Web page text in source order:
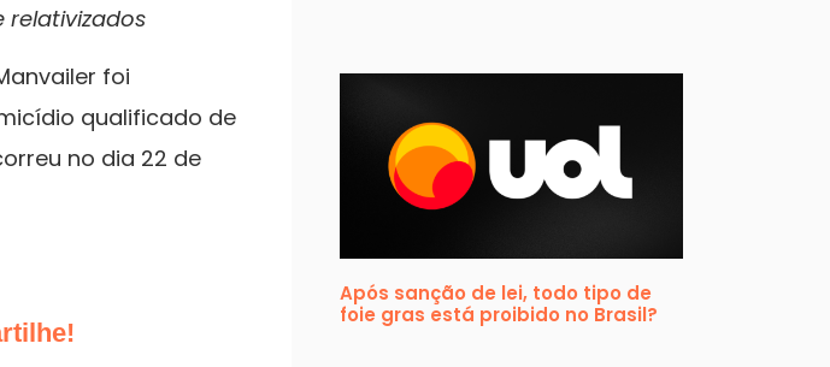
foi
qualificado de
no dia 22 de
Após sanção de lei, todo tipo de
foie gras está proibido no Brasil?